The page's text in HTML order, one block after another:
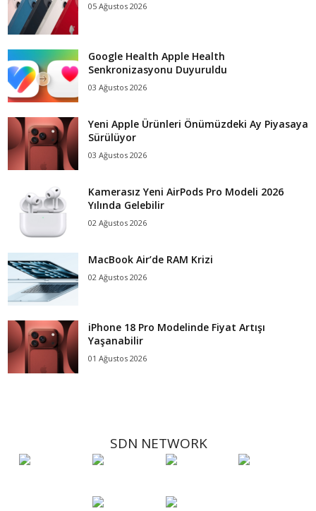
05 Ağustos 2026
Google Health Apple Health
Senkronizasyonu Duyuruldu
03 Ağustos 2026
Yeni Apple Ürünleri Önümüzdeki Ay Piyasaya
Sürülüyor
03 Ağustos 2026
Kamerasız Yeni AirPods Pro Modeli 2026
Yılında Gelebilir
02 Ağustos 2026
MacBook Air’de RAM Krizi
02 Ağustos 2026
iPhone 18 Pro Modelinde Fiyat Artışı
Yaşanabilir
01 Ağustos 2026
SDN NETWORK